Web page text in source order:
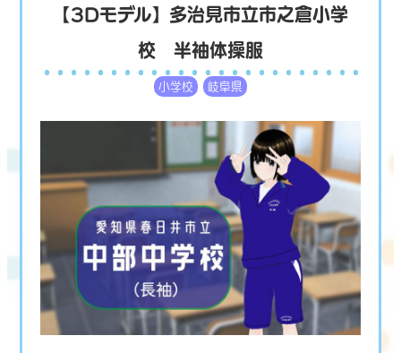
【3Dモデル】多治見市立市之倉小学
校 半袖体操服
小学校 岐阜県